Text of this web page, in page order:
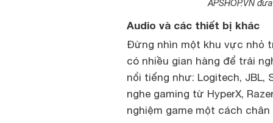
APSHOP.VN
Audio và các thiết bị khác
Đừng nhìn một khu vực nhỏ
có nhiều gian hàng để trải
nổi tiếng như: Logitech, JBL,
nghe gaming từ HyperX,
nghiệm game một cách